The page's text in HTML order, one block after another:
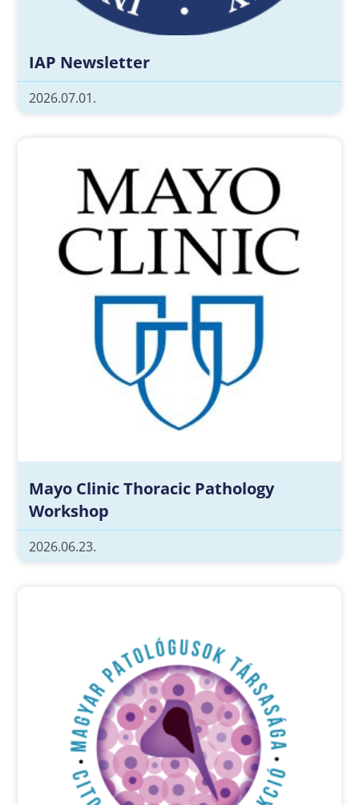
IAP Newsletter
2026.07.01.
Mayo Clinic Thoracic Pathology
Workshop
2026.06.23.